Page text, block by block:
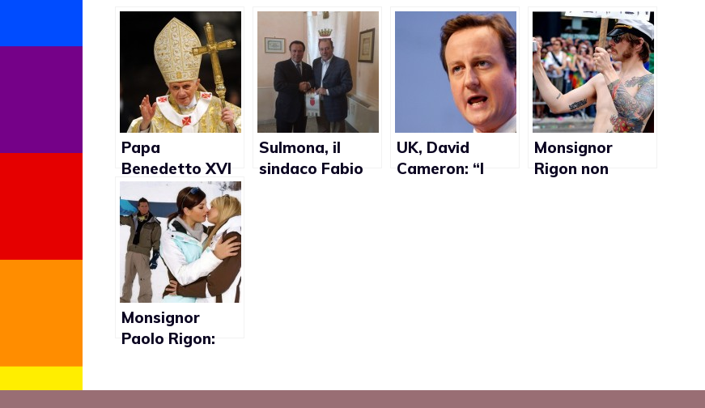
Papa
Benedetto XVI
contro le coppie
di fatto
Sulmona, il
sindaco Fabio
UK, David
Cameron: “I
Monsignor
Rigon non
Monsignor
Paolo Rigon: